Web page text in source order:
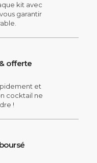
kit avec
garantir
offerte
et
cocktail ne
!